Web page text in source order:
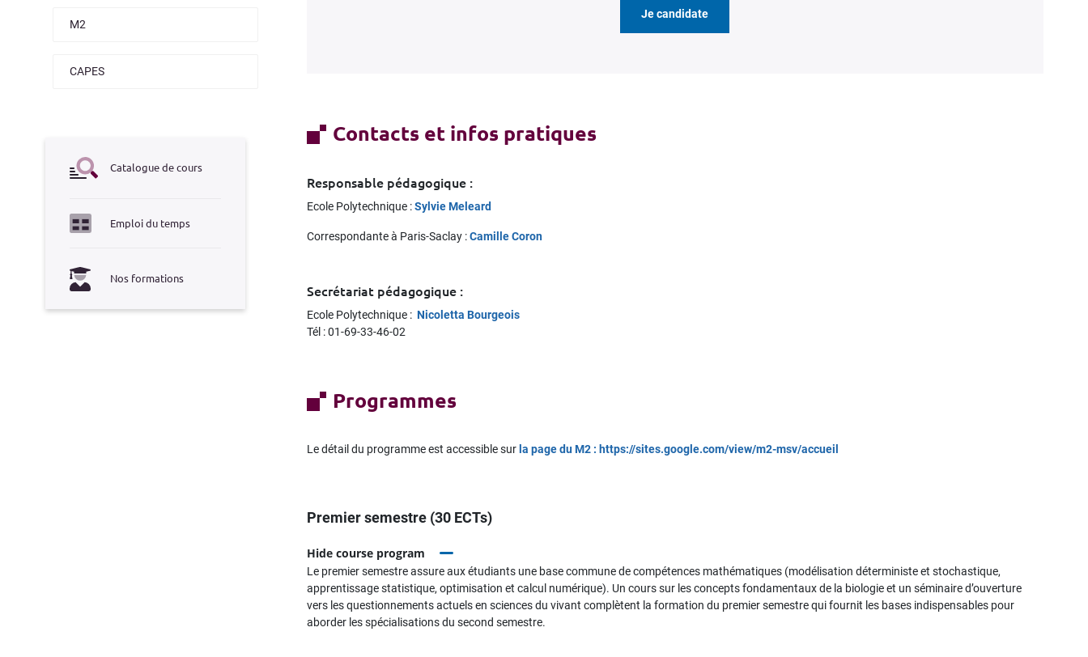
M2
CAPES
Catalogue de cours
Emploi du temps
Nos formations
Je candidate
Contacts et infos pratiques
Responsable pédagogique :
Ecole Polytechnique :Sylvie Meleard
Correspondante à Paris-Saclay :Camille Coron
Secrétariat pédagogique :
Ecole Polytechnique : Nicoletta Bourgeois
Tél : 01-69-33-46-02
Programmes
Le détail du programme est accessible surla page du M2 : https://sites.google.com/view/m2-msv/accueil
Premier semestre (30 ECTs)
Hide course program
Le premier semestre assure aux étudiants une base commune de compétences mathématiques (modélisation déterministe et stochastique,
apprentissage statistique, optimisation et calcul numérique). Un cours sur les concepts fondamentaux de la biologie et un séminaire d’ouverture
vers les questionnements actuels en sciences du vivant complètent la formation du premier semestre qui fournit les bases indispensables pour
aborder les spécialisations du second semestre.